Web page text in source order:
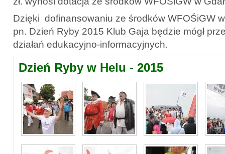
Dzięki dofinansowaniu ze środków WFOŚiGW
pn. Dzień Ryby 2015 Klub Gaja będzie mógł
działań edukacyjno-informacyjnych.
Dzień Ryby w Helu - 2015